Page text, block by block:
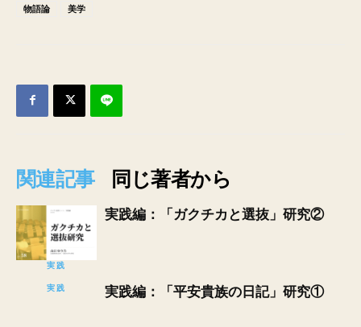
物語論
美学
関連記事 同じ著者から
実践
実践編：「ガクチカと選抜」研究②
実践 実践編：「平安貴族の日記」研究①